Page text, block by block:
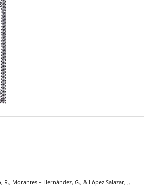
R., Morantes – Hernández, G., & López Salazar, J.